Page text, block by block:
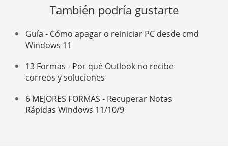
También podría gustarte
Guía - Cómo apagar o reiniciar PC desde cmd
Windows 11
13 Formas - Por qué Outlook no recibe
correos y soluciones
6 MEJORES FORMAS - Recuperar Notas
Rápidas Windows 11/10/9